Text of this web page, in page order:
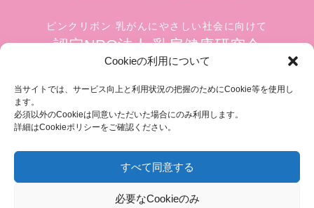
Cookieの利用について
当サイトでは、サービス向上と利用状況の把握のためにCookie等を使用し
ます。
必須以外のCookieは同意いただいた場合にのみ利用します。
詳細はCookieポリシーをご確認ください。
すべて同意する
必要なCookieのみ
ピンクリボン 乳がんにやさしい社会に向けて
認定NPO法人 乳房健康研究会
築地ホワイトビル 1002
FAX.03-3545-6545
info@breastcare.jp
COPYRIGHT (C) 2019 JAPAN SOCIETY OF BREAST HEALTH, ALL RIGHT RESERVED